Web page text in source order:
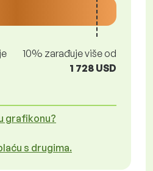
10% zarađuje više od
1 728 USD
grafikonu?
s drugima.